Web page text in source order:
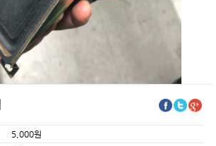
5,000원